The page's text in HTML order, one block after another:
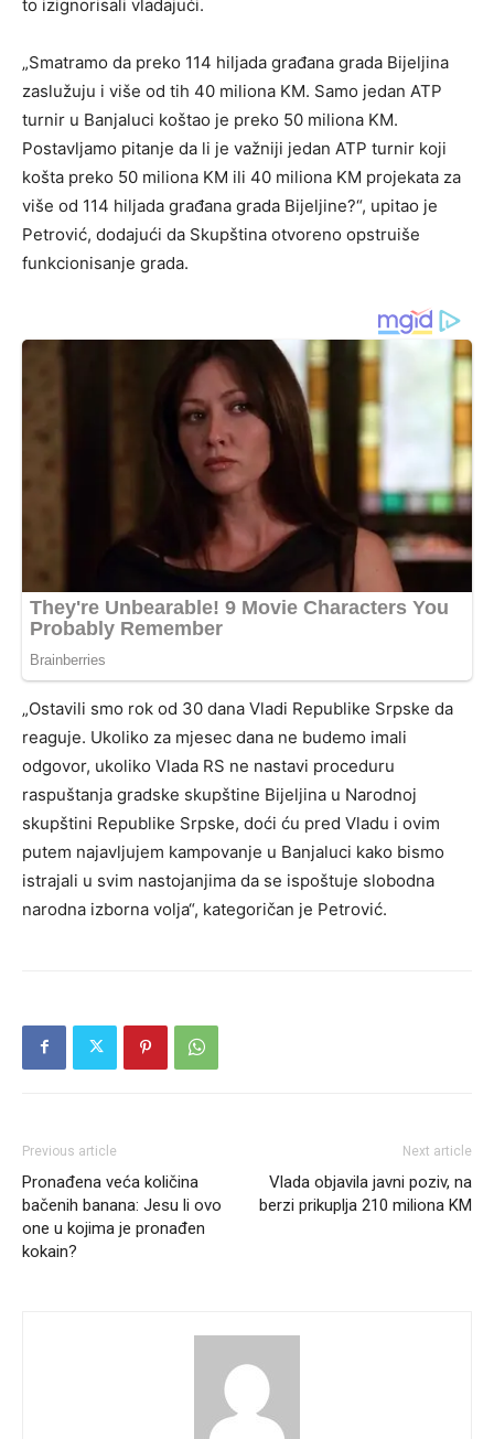
to izignorisali vladajući.
„Smatramo da preko 114 hiljada građana grada Bijeljina
zaslužuju i više od tih 40 miliona KM. Samo jedan ATP
turnir u Banjaluci koštao je preko 50 miliona KM.
Postavljamo pitanje da li je važniji jedan ATP turnir koji
košta preko 50 miliona KM ili 40 miliona KM projekata za
više od 114 hiljada građana grada Bijeljine?“, upitao je
Petrović, dodajući da Skupština otvoreno opstruiše
funkcionisanje grada.
„Ostavili smo rok od 30 dana Vladi Republike Srpske da
reaguje. Ukoliko za mjesec dana ne budemo imali
odgovor, ukoliko Vlada RS ne nastavi proceduru
raspuštanja gradske skupštine Bijeljina u Narodnoj
skupštini Republike Srpske, doći ću pred Vladu i ovim
putem najavljujem kampovanje u Banjaluci kako bismo
istrajali u svim nastojanjima da se ispoštuje slobodna
narodna izborna volja“, kategoričan je Petrović.
Previous article
Pronađena veća količina
bačenih banana: Jesu li ovo
one u kojima je pronađen
kokain?
Next article
Vlada objavila javni poziv, na
berzi prikuplja 210 miliona KM